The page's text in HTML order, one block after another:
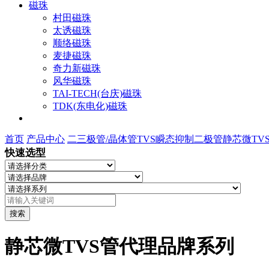
磁珠
村田磁珠
太诱磁珠
顺络磁珠
麦捷磁珠
奇力新磁珠
风华磁珠
TAI-TECH(台庆)磁珠
TDK(东电化)磁珠
首页 产品中心 二三极管/晶体管TVS瞬态抑制二极管静芯微
快速选型
搜索
静芯微TVS管代理品牌系列